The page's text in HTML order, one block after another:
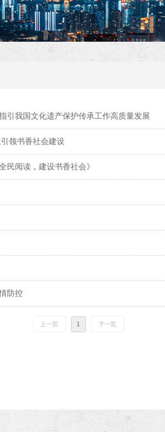
我国文化遗产保护传承工作高质量发展
领书香社会建设
民阅读，建设书香社会》
防控
上一页 1 下一页